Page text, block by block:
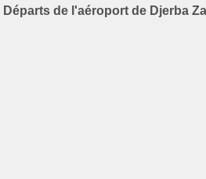
Départs de l'aéroport de Djerba